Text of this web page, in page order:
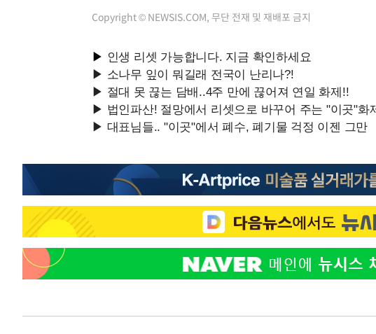
Copyright © NEWSIS.COM, 무단 전재 및 재배포 금지